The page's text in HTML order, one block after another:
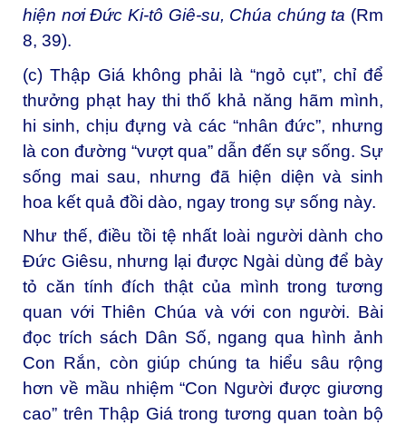
hiện nơi Đức Ki-tô Giê-su, Chúa chúng ta (Rm
8, 39).
(c) Thập Giá không phải là “ngỏ cụt”, chỉ để
thưởng phạt hay thi thố khả năng hãm mình,
hi sinh, chịu đựng và các “nhân đức”, nhưng
là con đường “vượt qua” dẫn đến sự sống. Sự
sống mai sau, nhưng đã hiện diện và sinh
hoa kết quả đồi dào, ngay trong sự sống này.
Như thế, điều tồi tệ nhất loài người dành cho
Đức Giêsu, nhưng lại được Ngài dùng để bày
tỏ căn tính đích thật của mình trong tương
quan với Thiên Chúa và với con người. Bài
đọc trích sách Dân Số, ngang qua hình ảnh
Con Rắn, còn giúp chúng ta hiểu sâu rộng
hơn về mầu nhiệm “Con Người được giương
cao” trên Thập Giá trong tương quan toàn bộ